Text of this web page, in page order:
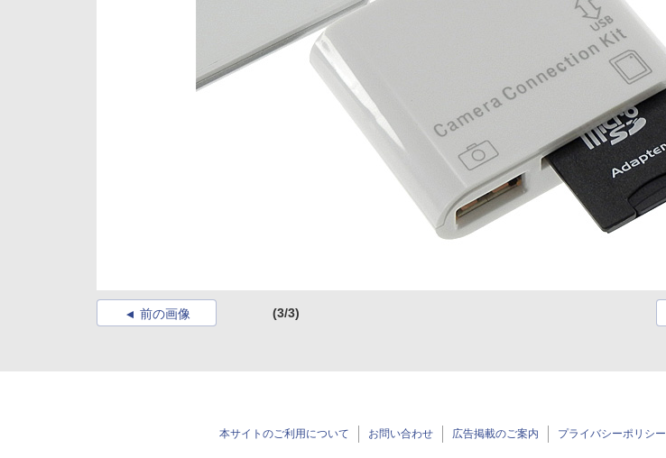
前の画像 (3/3)
本サイトのご利用について お問い合わせ 広告掲載のご案内 プライバシーポリシー